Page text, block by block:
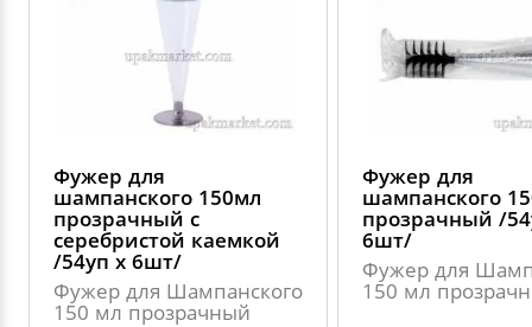
Фужер для
шампанского 150мл
прозрачный с
серебристой каемкой
/54уп х 6шт/
Фужер для Шампанского
150 мл прозрачный
Фужер для
шампанского
прозрачный /
6шт/
Фужер для
150 мл